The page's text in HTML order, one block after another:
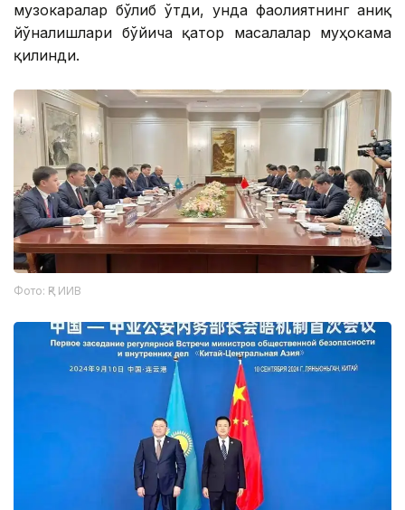
музокаралар бўлиб ўтди, унда фаолиятнинг аниқ
йўналишлари бўйича қатор масалалар муҳокама
қилинди.
Фото: ҚР ИИВ